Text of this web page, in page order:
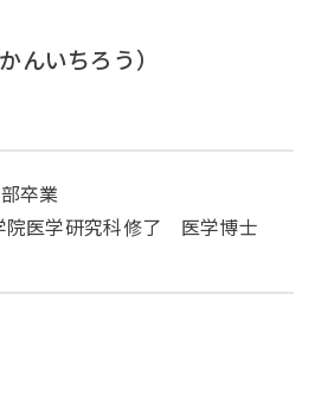
んいちろう）
卒業
院医学研究科修了 医学博士